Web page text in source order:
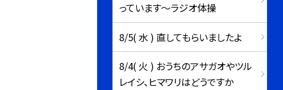
っています～ラジオ体操
8/5( 水 ) 直してもらいましたよ
8/4( 火 ) おうちのアサガオやツル
レイシ、ヒマワリはどうですか